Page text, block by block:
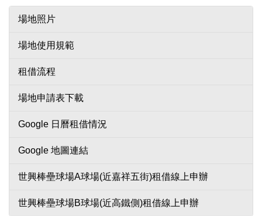
場地照片
場地使用規範
租借流程
場地申請表下載
Google 日曆租借情況
Google 地圖連結
世興棒壘球場A球場(近嘉祥五街)租借線上申辦
世興棒壘球場B球場(近高鐵側)租借線上申辦